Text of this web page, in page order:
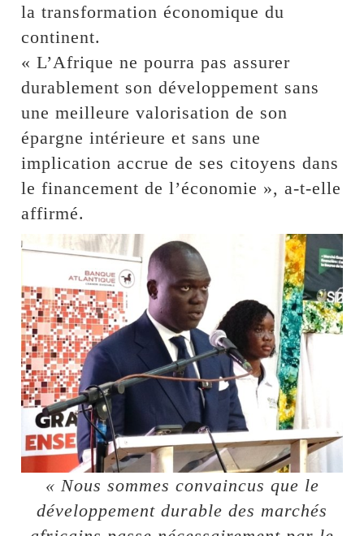
la transformation économique du
continent.
« L’Afrique ne pourra pas assurer
durablement son développement sans
une meilleure valorisation de son
épargne intérieure et sans une
implication accrue de ses citoyens dans
le financement de l’économie », a-t-elle
affirmé.
« Nous sommes convaincus que le
développement durable des marchés